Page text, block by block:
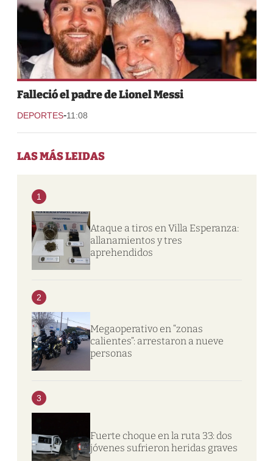
Falleció el padre de Lionel Messi
DEPORTES-11:08
LAS MÁS LEIDAS
1
Ataque a tiros en Villa Esperanza:
allanamientos y tres
aprehendidos
2
Megaoperativo en “zonas
calientes”: arrestaron a nueve
personas
3
Fuerte choque en la ruta 33: dos
jóvenes sufrieron heridas graves